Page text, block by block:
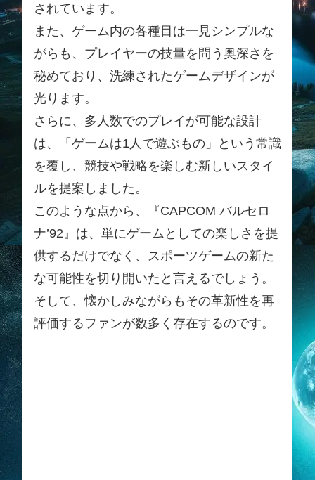
されています。
また、ゲーム内の各種目は一見シンプルな
がらも、プレイヤーの技量を問う奥深さを
秘めており、洗練されたゲームデザインが
光ります。
さらに、多人数でのプレイが可能な設計
は、「ゲームは1人で遊ぶもの」という常識
を覆し、競技や戦略を楽しむ新しいスタイ
ルを提案しました。
このような点から、『CAPCOM バルセロ
ナ’92』は、単にゲームとしての楽しさを提
供するだけでなく、スポーツゲームの新た
な可能性を切り開いたと言えるでしょう。
そして、懐かしみながらもその革新性を再
評価するファンが数多く存在するのです。